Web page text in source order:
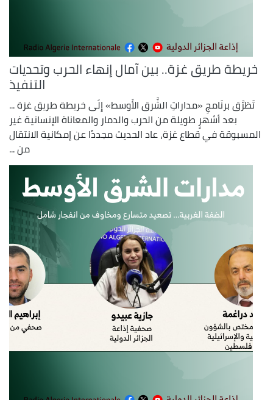
خريطة طريق غزة.. بين آمال إنهاء الحرب وتحديات
التنفيذ
تَطَرَّق برنَامجِ «مداراتِ الشَّرق الأَوسط» إِلَى خريطة طريق غزة ...
بعد أشهرٍ طويلة من الحرب والدمار والمعاناة الإنسانية غير
المسبوقة في قطاع غزة، عاد الحديث مجددًا عن إمكانية الانتقال
من ...